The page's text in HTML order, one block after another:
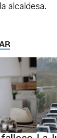
alcaldesa.